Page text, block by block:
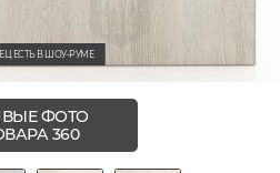
ЕСТЬ В ШОУ-РУМЕ
ФОТО
360